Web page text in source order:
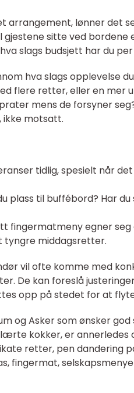
arrangement, lønner det
gjestene sitte ved
slags budsjett har du
hva slags opplevelse
flere retter, eller en
mens de forsyner
ikke motsatt.
tidlig, spesielt når
plass til buffébord? Har
fingermatmeny egner
tyngre middagsretter.
vil ofte komme med
De kan foreslå
opp på stedet for at
og Asker som ønsker
kokker, er annerledes
retter, pen dandering
fingermat,